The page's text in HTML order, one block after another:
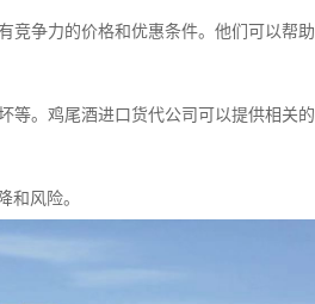
竞争力的价格和优惠条件。他们可以帮助
等。鸡尾酒进口货代公司可以提供相关的
和风险。